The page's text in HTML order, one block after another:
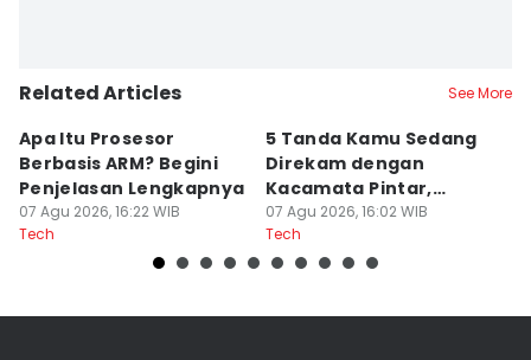
Related Articles See More
Apa Itu Prosesor
Berbasis ARM? Begini
Penjelasan Lengkapnya
07 Agu 2026, 16:22 WIB
Tech
5 Tanda Kamu Sedang
Direkam dengan
Kacamata Pintar,
Waspada!
07 Agu 2026, 16:02 WIB
Tech